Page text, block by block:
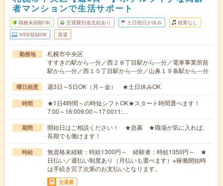
者マンションで生活サポート
職種未経験OK 交通費別途支給あり 土日祝日が休み 残業なし
WEB登録OK 派遣
勤務地
札幌市中央区
すすきの駅から---分／西２８丁目駅から---分／電車事業所前
駅から---分／西１５丁目駅から---分／山鼻１９条駅から---分
曜日頻度 週3日～5日OK（月～金） ★土日休みOK
時間
★1日4時間～の時短シフトOK★スタート時間選べます！
7:00～16:009:00～17:0011:…
期間
開始日はご相談ください！ ★急募 ★職場が気に入れば、
長期でも働けます！
時給
無資格未経験：時給1300円～ 経験者：時給1350円～ ★
日払い／週払い制度あり（月払いも選べます）※稼働開始時
は手続き完了次第のお支払いとなります。
交通費